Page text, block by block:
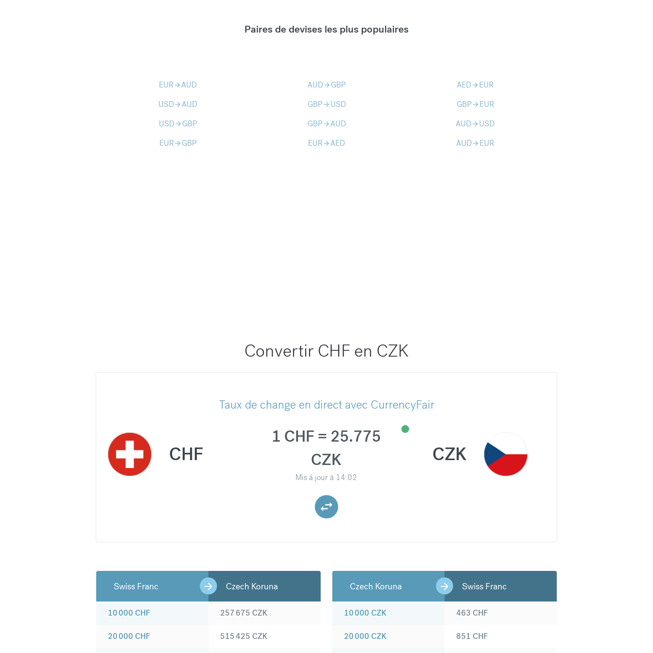
Paires de devises les plus populaires
EURarrow_forwardAUD AUDarrow_forward GBP AEDarrow_forward EUR
USDarrow_forwardAUD GBParrow_forward USD GBParrow_forward EUR
USDarrow_forward GBP GBParrow_forwardAUD AUDarrow_forward USD
EURarrow_forward GBP EURarrow_forwardAED AUDarrow_forward EUR
Convertir CHF en CZK
Taux de change en direct avec CurrencyFair
CHF
1 CHF = 25.775
CZK
Mis à jour à 14:02
CZK
Swiss Franc Czech Koruna
10 000 CHF
20 000 CHF
257 675 CZK
515 425 CZK
Czech Koruna Swiss Franc
10 000 CZK
20 000 CZK
463 CHF
851 CHF